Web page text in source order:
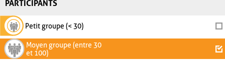
PARTICIPANTS
Petit groupe (< 30)
Moyen groupe (entre 30
et 100)